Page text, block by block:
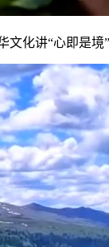
化讲“心即是境”